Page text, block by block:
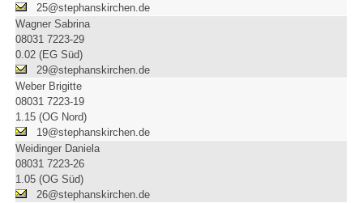
25@stephanskirchen.de
Wagner Sabrina
08031 7223-29
0.02 (EG Süd)
29@stephanskirchen.de
Weber Brigitte
08031 7223-19
1.15 (OG Nord)
19@stephanskirchen.de
Weidinger Daniela
08031 7223-26
1.05 (OG Süd)
26@stephanskirchen.de